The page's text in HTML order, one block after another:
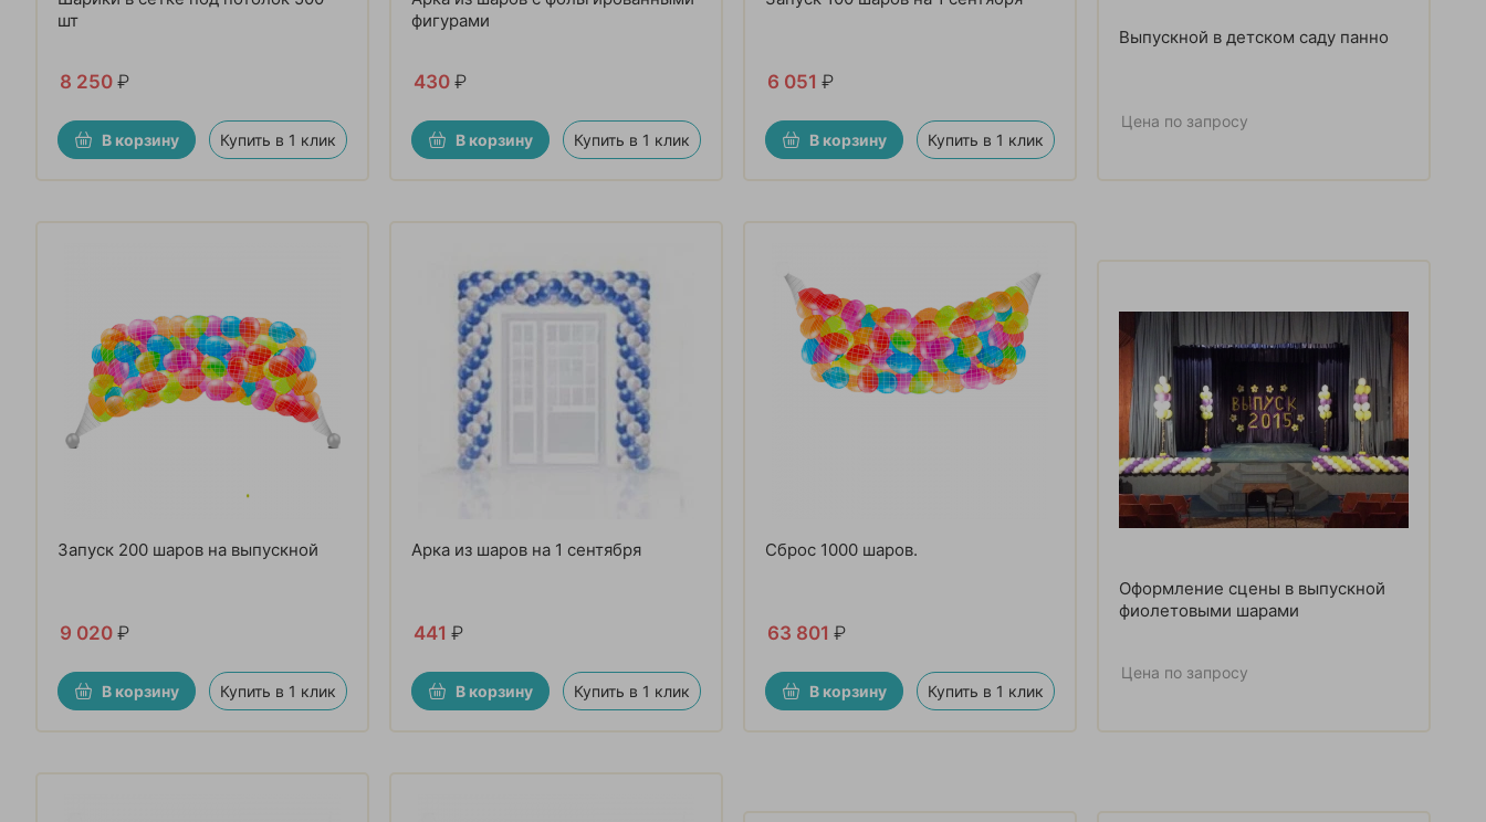
шт
8 250 ₽
В корзину Купить в 1 клик
фигурами
430 ₽
В корзину Купить в 1 клик
6 051 ₽
В корзину Купить в 1 клик
Выпускной в детском саду панно
Цена по запросу
Запуск 200 шаров на выпускной
9 020 ₽
В корзину Купить в 1 клик
Арка из шаров на 1 сентября
441 ₽
В корзину Купить в 1 клик
Сброс 1000 шаров.
63 801 ₽
В корзину Купить в 1 клик
Оформление сцены в выпускной
фиолетовыми шарами
Цена по запросу